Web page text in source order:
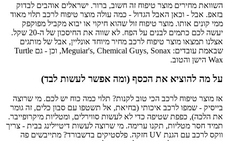
השוואת מחירים מוצר טיפוח זה חשוב, ברור. ישראלים אוהבים לבדוק
בזאפ. אבל - וכאן האבל הגדול - כמה עולה מוצר טיפוח לרכב תלוי מאוד
ממי קונים אותו. מוצר טיפוח זול שהוא חיקוי או יבוא מקביל מפוקפק
יעשה לכם כתמים לבנים על הפח. לא שווה את החיסכון של ה-20 שקל.
אצלנו תמצאו מוצר טיפוח לרכב מחיר מיוחד אונליין, אבל של מותגים
שבאמת עובדים: Meguiar's, Chemical Guys, Sonax, וכן - גם Turtle
Wax הישן והטוב.
על מה להוציא את הכסף (ומה אפשר לעשות לבד)
אז מוצר טיפוח לרכב הכי טוב לקנות? תלוי כמה כוח יש לכם. מי שרוצה
בייסיק - שמפו לרכב איכותי (בחיאת, אל תשטפו עם סבון כלים, זה גומר
את הלכה), כפפת שטיפה כדי לא לעשות סווירלים, ומטליות מיקרופייבר.
תמיד חסר מטליות, תקנו ערימה. מי שרוצה לעשות דיטיילינג בבית - צריך
ווקס לרכב עם הגנת UV חזקה. פלסטיקים בדשבורד? מתייבשים פה